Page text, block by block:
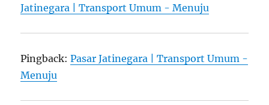
Jatinegara | Transport Umum - Menuju
Pingback:Pasar Jatinegara | Transport Umum -
Menuju